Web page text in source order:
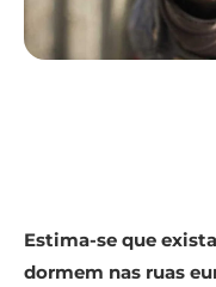
Estima-se que
dormem nas ruas